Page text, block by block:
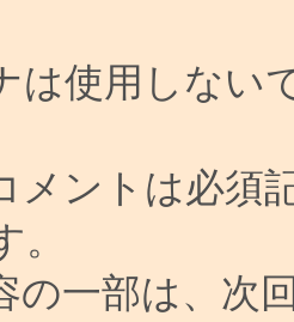
は使用しない
メントは必須
。
の一部は、次